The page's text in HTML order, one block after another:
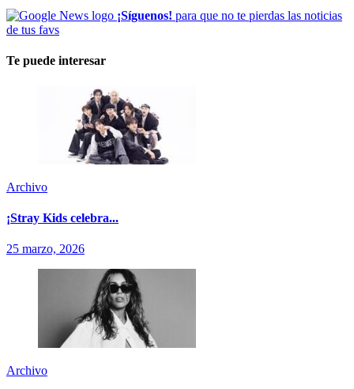
¡Síguenos! para que no te pierdas las noticias
de tus favs
Te puede interesar
Archivo
¡Stray Kids celebra...
25 marzo, 2026
Archivo